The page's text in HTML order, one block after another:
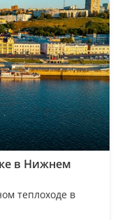
в Нижнем
теплоходе в